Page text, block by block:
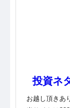
投資ネ
お越し頂きあ